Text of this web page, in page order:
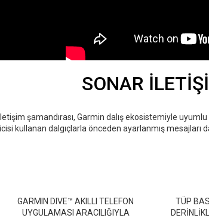
SONAR
şamandırası, Garmin dalış ekosistemiyle
kullanan dalgıçlarla önceden ayarlanmış mesajları
GARMIN DIVE™ AKILLI TELEFON
UYGULAMASI ARACILIĞIYLA
TÜP